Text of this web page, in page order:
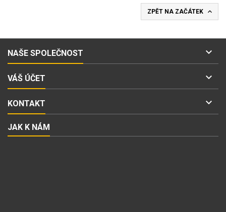
ZPĚT NA ZAČÁTEK 
NAŠE SPOLEČNOST 
VÁŠ ÚČET 
KONTAKT 
JAK K NÁM